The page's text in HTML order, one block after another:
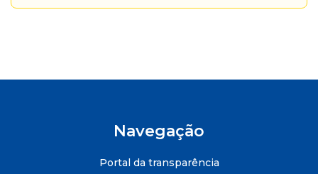
Navegação
Portal da transparência